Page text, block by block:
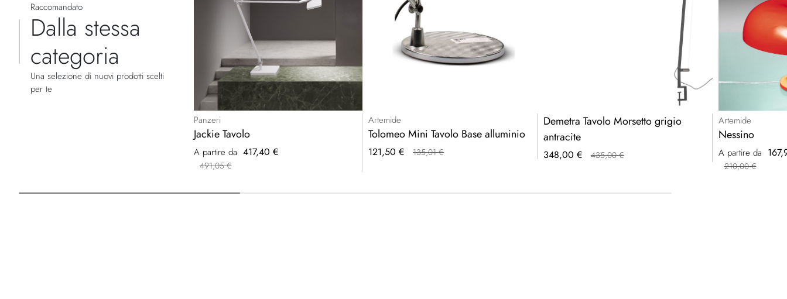
Raccomandato
Dalla stessa
categoria
Una selezione di nuovi prodotti scelti
per te
Panzeri
Jackie Tavolo
A partire da 417,40 €
491,05 €
Artemide
Tolomeo Mini Tavolo Base alluminio
Prezzo
121,50 € 135,01 €
Demetra Tavolo Morsetto grigio
antracite
348,00 € 435,00 €
Artemide
Nessino
A partire da
210,00 €